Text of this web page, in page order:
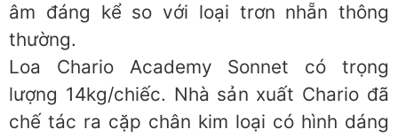
âm đáng kể so với loại trơn nhẵn thông
thường.
Loa Chario Academy Sonnet có trọng
lượng 14kg/chiếc. Nhà sản xuất Chario đã
chế tác ra cặp chân kim loại có hình dáng